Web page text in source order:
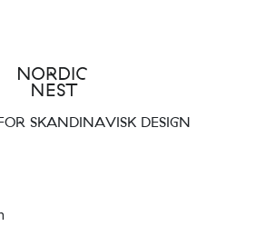
SKANDINAVISK DESIGN